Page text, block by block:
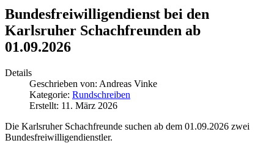
Bundesfreiwilligendienst bei den
Karlsruher Schachfreunden ab
01.09.2026
Details
Geschrieben von: Andreas Vinke
Kategorie: Rundschreiben
Erstellt: 11. März 2026
Die Karlsruher Schachfreunde suchen ab dem 01.09.2026 zwei
Bundesfreiwilligendienstler.